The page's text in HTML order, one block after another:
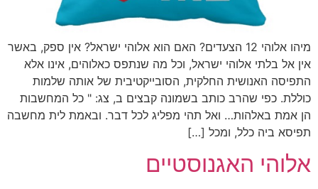
מיהו אלוהי 12 הצעדים? האם הוא אלוהי ישראל? אין ספק, באשר
אין אל בלתי אלוהי ישראל, וכל מה שנתפס כאלוהים, אינו אלא
התפיסה האנושית החלקית, הסובייקטיבית של אותה שלמות
כוללת. כפי שהרב כותב בשמונה קבצים ב, צג: " כל המחשבות
הן אמת באלהות… ואל תהי מפליג לכל דבר. ובאמת לית מחשבה
תפיסא ביה כלל, ומכל […]
אלוהי האגנוסטיים